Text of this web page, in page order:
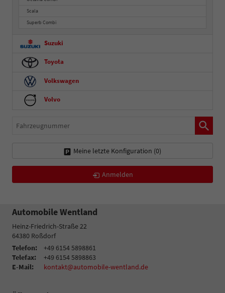
Scala
Superb Combi
Suzuki
Toyota
Volkswagen
Volvo
Fahrzeugnummer
Meine letzte Konfiguration (0)
Anmelden
Automobile Wentland
Heinz-Friedrich-Straße 22
64380 Roßdorf
Telefon:
+49 6154 5898861
Telefax:
+49 6154 5898863
E-Mail:
kontakt@automobile-wentland.de